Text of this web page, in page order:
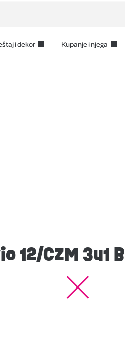
i dekor Kupanje i njega
12/CZM 3u1 B